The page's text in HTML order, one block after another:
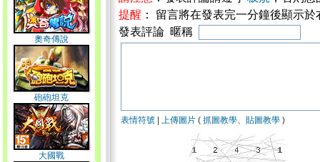
奧奇傳說
砲砲坦克
大國戰
提醒 ： 留言將在發表完一分鐘後顯示
發表評論 暱稱
表情符號 上傳圖片 ( 抓圖教學、 貼圖教學 )